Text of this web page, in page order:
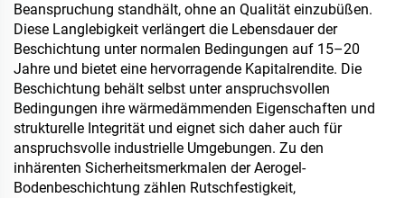
Beanspruchung standhält, ohne an Qualität einzubüßen.
Diese Langlebigkeit verlängert die Lebensdauer der
Beschichtung unter normalen Bedingungen auf 15–20
Jahre und bietet eine hervorragende Kapitalrendite. Die
Beschichtung behält selbst unter anspruchsvollen
Bedingungen ihre wärmedämmenden Eigenschaften und
strukturelle Integrität und eignet sich daher auch für
anspruchsvolle industrielle Umgebungen. Zu den
inhärenten Sicherheitsmerkmalen der Aerogel-
Bodenbeschichtung zählen Rutschfestigkeit,